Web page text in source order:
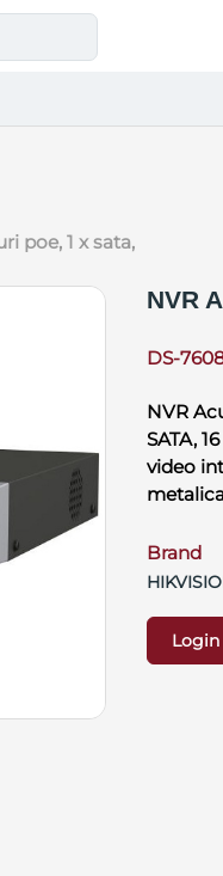
poe, 1 x sata,
NVR
DS-
NVR
SATA,
video
Brand